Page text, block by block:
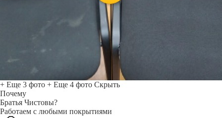
+ Еще 3 фото + Еще 4 фото Скрыть
Почему
Братья Чистовы?
Работаем с любыми покрытиями